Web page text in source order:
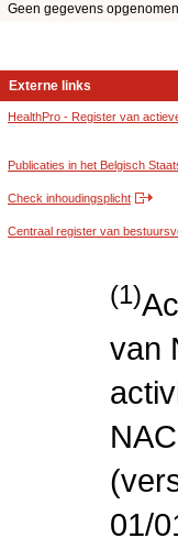
Geen gegevens
Externe links
HealthPro - Register van
Publicaties in het Belgisch
Check inhoudingsplicht
Centraal register van
(1)
van
01/